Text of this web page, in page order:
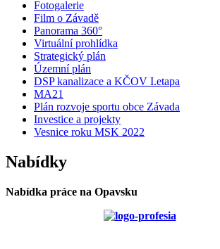
Fotogalerie
Film o Závadě
Panorama 360°
Virtuální prohlídka
Strategický plán
Územní plán
DSP kanalizace a KČOV I.etapa
MA21
Plán rozvoje sportu obce Závada
Investice a projekty
Vesnice roku MSK 2022
Nabídky
Nabídka práce na Opavsku